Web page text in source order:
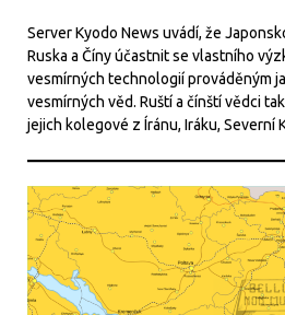
Server Kyodo News uvádí, že
Ruska a Číny účastnit se vlastního
vesmírných technologií prováděným
vesmírných věd. Ruští a čínští vědci
jejich kolegové z Íránu, Iráku, Severní